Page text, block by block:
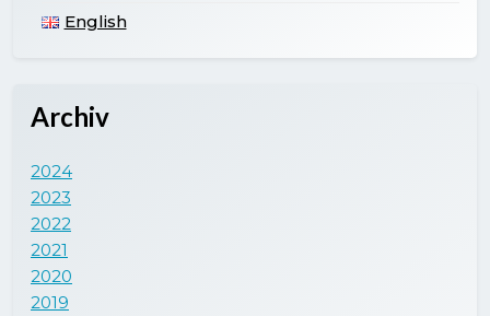
English
Archiv
2024
2023
2022
2021
2020
2019